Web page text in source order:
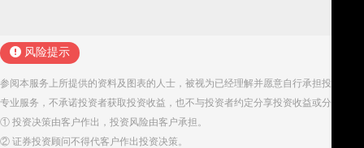
风险提示
参阅本服务上所提供的资料及图表的人士，被视为已经理解并愿意自行承担投资服
专业服务，不承诺投资者获取投资收益，也不与投资者约定分享投资收益或分担投
① 投资决策由客户作出，投资风险由客户承担。
② 证券投资顾问不得代客户作出投资决策。